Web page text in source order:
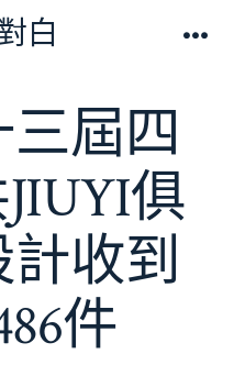
白
屆四
俱
收到
件